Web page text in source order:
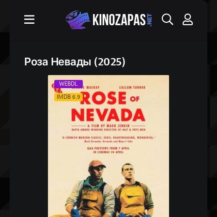
Роза Невады (2025)
WEBDL
IMDB 6.9